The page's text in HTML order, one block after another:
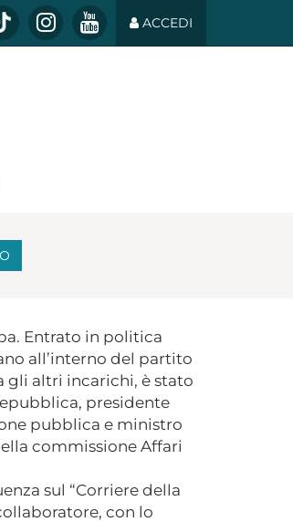
ACCEDI
Entrato in politica
all’interno del partito
gli altri incarichi, è stato
presidente
pubblica e ministro
commissione Affari
sul “Corriere della
con lo